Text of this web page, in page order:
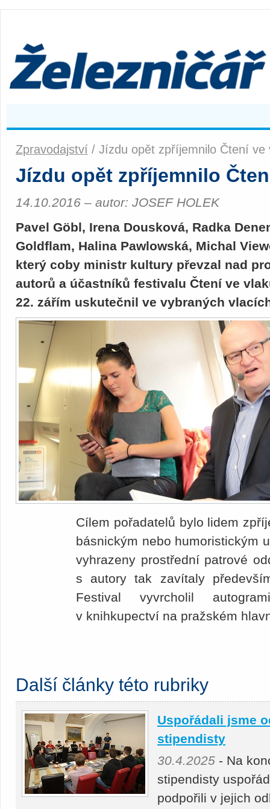
Zpravodajství / Jízdu opět zpříjemnilo Čtení ve
Jízdu opět zpříjemnilo
14.10.2016 – autor: JOSEF HOLEK
Pavel Göbl, Irena Dousková, Radka
Goldflam, Halina Pawlowská, Michal
který coby ministr kultury převzal nad
autorů a účastníků festivalu Čtení ve
22. zářím uskutečnil ve vybraných
Cílem pořadatelů bylo lidem
básnickým nebo humoristickým
vyhrazeny prostřední patrové
s autory tak zavítaly
Festival vyvrcholil
v knihkupectví na pražském
Další články této rubriky
Uspořádali jsme
stipendisty
30.4.2025 - Na
stipendisty
podpořili v jejich